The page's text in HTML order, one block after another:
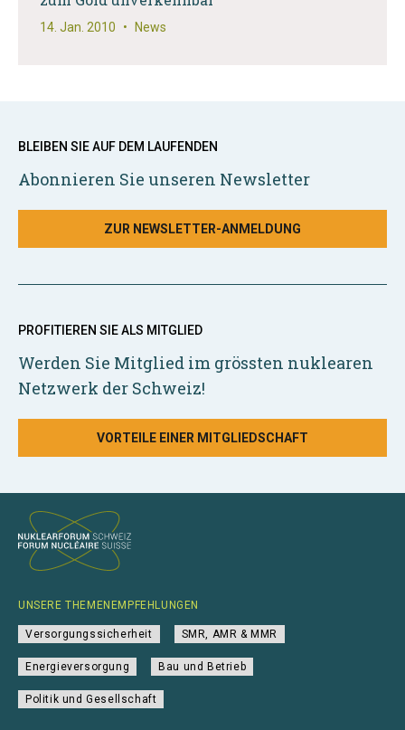
14. Jan. 2010 • News
BLEIBEN SIE AUF DEM LAUFENDEN
Abonnieren Sie unseren Newsletter
ZUR NEWSLETTER-ANMELDUNG
PROFITIEREN SIE ALS MITGLIED
Werden Sie Mitglied im grössten nuklearen
Netzwerk der Schweiz!
VORTEILE EINER MITGLIEDSCHAFT
UNSERE THEMENEMPFEHLUNGEN
Versorgungssicherheit SMR, AMR & MMR
Energieversorgung Bau und Betrieb
Politik und Gesellschaft